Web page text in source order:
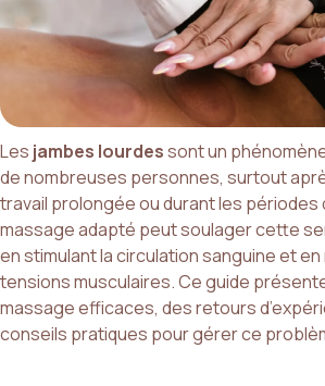
Les jambes lourdessont un
de nombreuses personnes, surtout
travail prolongée ou durant les périodes
massage adapté peut soulager cette
en stimulant la circulation sanguine et
tensions musculaires. Ce guide
massage efficaces, des retours
conseils pratiques pour gérer ce